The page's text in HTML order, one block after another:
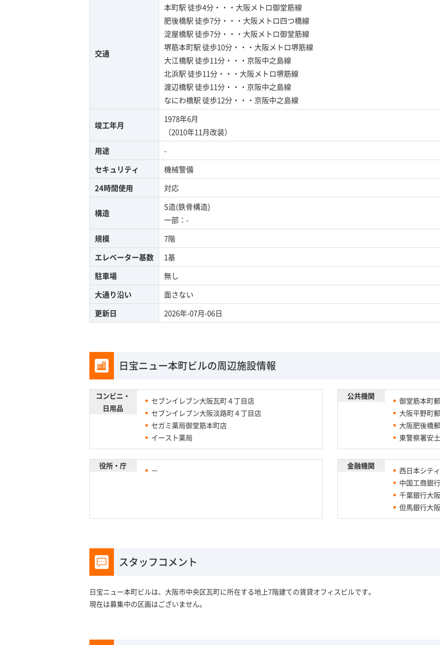
交通
本町駅徒歩4分・・・大阪メトロ御堂筋線
肥後橋駅徒歩7分・・・大阪メトロ四つ橋線
淀屋橋駅徒歩7分・・・大阪メトロ御堂筋線
堺筋本町駅徒歩10分・・・大阪メトロ堺筋線
大江橋駅徒歩11分・・・京阪中之島線
北浜駅徒歩11分・・・大阪メトロ堺筋線
渡辺橋駅徒歩11分・・・京阪中之島線
なにわ橋駅徒歩12分・・・京阪中之島線
竣工年月
1978年6月
（2010年11月改装）
用途
-
セキュリティ
機械警備
24時間使用
対応
構造
S造(鉄骨構造)
一部：-
規模
7階
エレベーター基数
1基
駐車場
無し
大通り沿い
面さない
更新日
2026年-07月-06日
日宝ニュー本町ビルの周辺施設情報
コンビニ・
日用品
セブンイレブン大阪瓦町４丁目店
セブンイレブン大阪淡路町４丁目店
セガミ薬局御堂筋本町店
イースト薬局
公共機関
御堂筋本町
大阪平野町
大阪肥後橋
東警察署安
役所・庁 － 金融機関
西日本シテ
中国工商銀行
千葉銀行大
但馬銀行大
スタッフコメント
日宝ニュー本町ビルは、大阪市中央区瓦町に所在する地上7階建ての賃貸オフィスビルです。
現在は募集中の区画はございません。